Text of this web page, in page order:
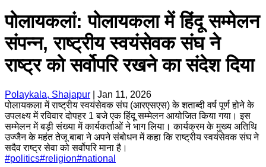
पोलायकलां: पोलायकला में हिंदू सम्मेलन
संपन्न, राष्ट्रीय स्वयंसेवक संघ ने
राष्ट्र को सर्वोपरि रखने का संदेश दिया
Polaykala, Shajapur
Jan 11, 2026
पोलायकला में राष्ट्रीय स्वयंसेवक संघ (आरएसएस) के शताब्दी वर्ष पूर्ण होने के
उपलक्ष्य में रविवार दोपहर 1 बजे एक हिंदू सम्मेलन आयोजित किया गया। इस
सम्मेलन में बड़ी संख्या में कार्यकर्ताओं ने भाग लिया। कार्यक्रम के मुख्य अतिथि
उज्जैन के महंत तेजू बाबा ने अपने संबोधन में कहा कि राष्ट्रीय स्वयंसेवक संघ ने
सदैव राष्ट्र सेवा को सर्वोपरि माना है।
#politics#religion#national